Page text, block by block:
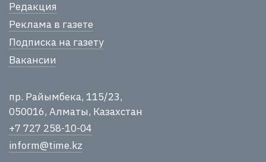
Редакция
Реклама в газете
Подписка на газету
Вакансии
пр. Райымбека, 115/23,
050016, Алматы, Казахстан
+7 727 258-10-04
inform@time.kz